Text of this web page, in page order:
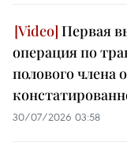
Первая
операция по
полового члена
30/07/2026 03:58